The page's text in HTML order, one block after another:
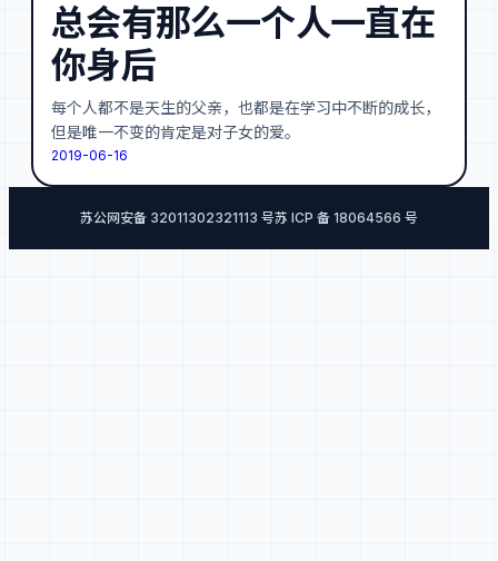
总会有那么一个人一直在
你身后
每个人都不是天生的父亲，也都是在学习中不断的成长，
但是唯一不变的肯定是对子女的爱。
2019-06-16
苏公网安备 32011302321113 号苏 ICP 备 18064566 号